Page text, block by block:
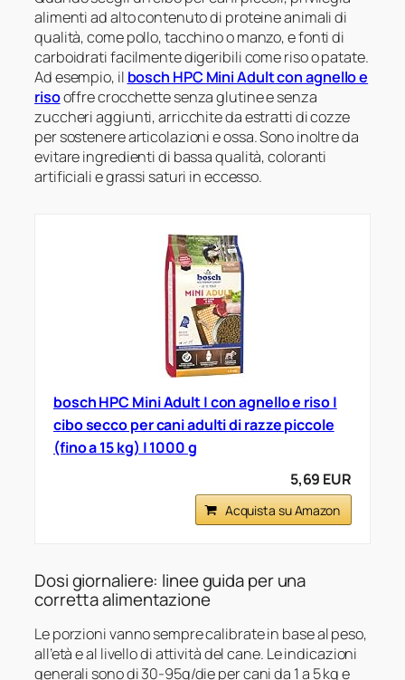
alimenti ad alto contenuto di proteine animali di
qualità, come pollo, tacchino o manzo, e fonti di
carboidrati facilmente digeribili come riso o patate.
Ad esempio, il bosch HPC Mini Adult con agnello e
risooffre crocchette senza glutine e senza
zuccheri aggiunti, arricchite da estratti di cozze
per sostenere articolazioni e ossa. Sono inoltre da
evitare ingredienti di bassa qualità, coloranti
artificiali e grassi saturi in eccesso.
bosch HPC Mini Adult | con agnello e riso |
cibo secco per cani adulti di razze piccole
(fino a 15 kg) | 1000 g
5,69 EUR
Acquista su Amazon
Dosi giornaliere: linee guida per una
corretta alimentazione
Le porzioni vanno sempre calibrate in base al peso,
all’età e al livello di attività del cane. Le indicazioni
generali sono di 30-95g/die per cani da 1 a 5 kg e